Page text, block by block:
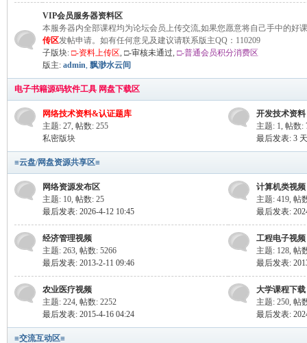
e.c
VIP会员服务器资料区
本服务器内全部课程均为论坛会员上传交流,如果您愿意将自己手中的好
传区发帖申请。如有任何意见及建议请联系版主QQ：110209
子版块: □-资料上传区, □-审核未通过, □-普通会员积分消费区
版主: admin, 飘渺水云间
电子书籍源码软件工具 网盘下载区
网络技术资料&认证题库
主题: 27, 帖数: 255
私密版块
开发技术资料
主题: 1, 帖数:
最后发表: 3
≡云盘/网盘资源共享区≡
网络资源发布区
主题: 10, 帖数: 25
最后发表: 2026-4-12 10:45
计算机类视频
主题: 419, 帖
最后发表:
经济管理视频
主题: 263, 帖数: 5266
最后发表: 2013-2-11 09:46
工程电子视频
主题: 128, 帖
最后发表:
农业医疗视频
主题: 224, 帖数: 2252
最后发表: 2015-4-16 04:24
大学课程下载
主题: 250, 帖
最后发表:
≡交流互动区≡